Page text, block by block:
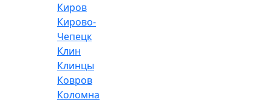
Киров
Кирово-
Чепецк
Клин
Клинцы
Ковров
Коломна